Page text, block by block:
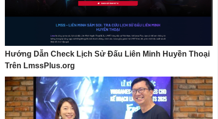
Hướng Dẫn Check Lịch Sử Đấu Liên Minh Huyền Thoại
Trên LmssPlus.org